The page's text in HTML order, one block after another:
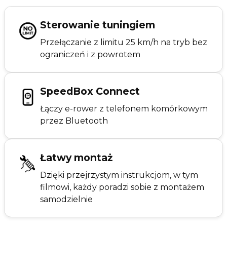
Sterowanie tuningiem
Przełączanie z limitu 25 km/h na tryb bez
ograniczeń i z powrotem
SpeedBox Connect
Łączy e-rower z telefonem komórkowym
przez Bluetooth
Łatwy montaż
Dzięki przejrzystym instrukcjom, w tym
filmowi, każdy poradzi sobie z montażem
samodzielnie